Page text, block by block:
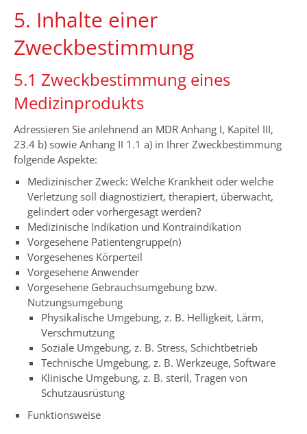
5. Inhalte einer
Zweckbestimmung
5.1 Zweckbestimmung eines
Medizinprodukts
Adressieren Sie anlehnend an MDR Anhang I, Kapitel III,
23.4 b) sowie Anhang II 1.1 a) in Ihrer Zweckbestimmung
folgende Aspekte:
Medizinischer Zweck: Welche Krankheit oder welche
Verletzung soll diagnostiziert, therapiert, überwacht,
gelindert oder vorhergesagt werden?
Medizinische Indikation und Kontraindikation
Vorgesehene Patientengruppe(n)
Vorgesehenes Körperteil
Vorgesehene Anwender
Vorgesehene Gebrauchsumgebung bzw.
Nutzungsumgebung
Physikalische Umgebung, z. B. Helligkeit, Lärm,
Verschmutzung
Soziale Umgebung, z. B. Stress, Schichtbetrieb
Technische Umgebung, z. B. Werkzeuge, Software
Klinische Umgebung, z. B. steril, Tragen von
Schutzausrüstung
Funktionsweise